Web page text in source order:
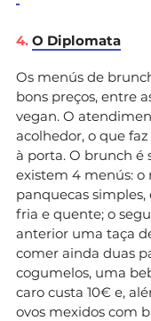
4. O Diplomata
Os menús de
bons preços, entre
vegan. O
acolhedor, o que
à porta. O brunch é
existem 4 menús: o
panquecas
fria e quente; o
anterior uma taça
comer ainda duas
cogumelos, uma
caro custa 10€ e,
ovos mexidos com